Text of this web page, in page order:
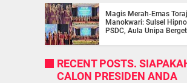
Magis Merah-Emas
Manokwari: Sulsel
PSDC, Aula Unipa
RECENT POSTS.
CALON PRESIDEN ANDA